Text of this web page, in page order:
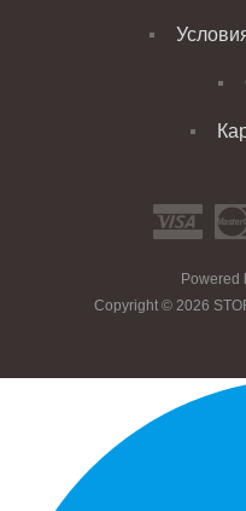
Powered
Copyright © 2026